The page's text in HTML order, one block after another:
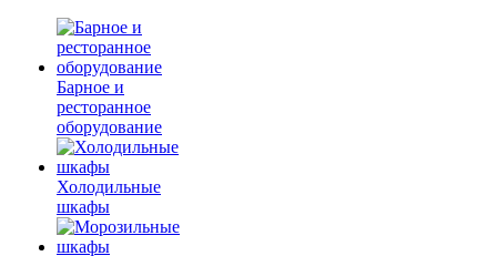
Барное и
ресторанное
оборудование
Холодильные
шкафы